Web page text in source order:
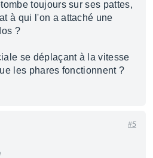
toujours sur ses pattes,
à qui l'on a attaché une
?
se déplaçant à la vitesse
les phares fonctionnent ?
#5